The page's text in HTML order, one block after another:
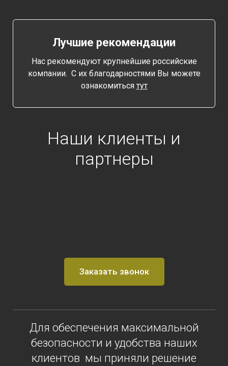
Лучшие рекомендации
Нас рекомендуют крупнейшие российские
компании. С их благодарностями Вы можете
ознакомиться тут
Наши клиенты и
партнеры
Заказать звонок
Для обеспечения максимальной
безопасности и удобства наших
клиентов мы приняли решение